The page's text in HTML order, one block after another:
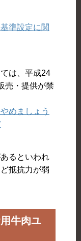
準設定に関
は、平成24
売・提供が禁
めましょう
るといわれ
抵抗力が弱
牛肉ユ